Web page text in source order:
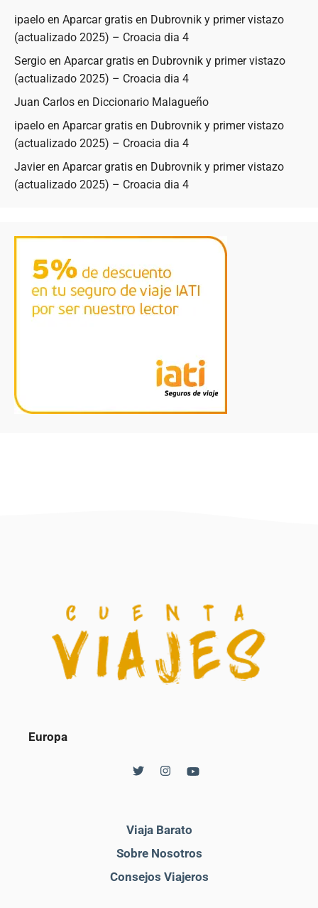
ipaelo en Aparcar gratis en Dubrovnik y primer vistazo
(actualizado 2025) – Croacia dia 4
Sergio en Aparcar gratis en Dubrovnik y primer vistazo
(actualizado 2025) – Croacia dia 4
Juan Carlos en Diccionario Malagueño
ipaelo en Aparcar gratis en Dubrovnik y primer vistazo
(actualizado 2025) – Croacia dia 4
Javieren Aparcar gratis en Dubrovnik y primer vistazo
(actualizado 2025) – Croacia dia 4
Europa
Viaja Barato
Sobre Nosotros
Consejos Viajeros